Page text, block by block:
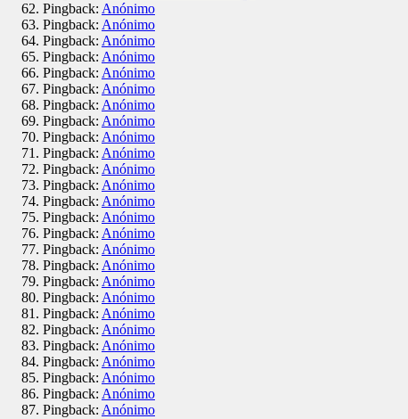
Pingback: Anónimo
Pingback: Anónimo
Pingback: Anónimo
Pingback: Anónimo
Pingback: Anónimo
Pingback: Anónimo
Pingback: Anónimo
Pingback: Anónimo
Pingback: Anónimo
Pingback: Anónimo
Pingback: Anónimo
Pingback: Anónimo
Pingback: Anónimo
Pingback: Anónimo
Pingback: Anónimo
Pingback: Anónimo
Pingback: Anónimo
Pingback: Anónimo
Pingback: Anónimo
Pingback: Anónimo
Pingback: Anónimo
Pingback: Anónimo
Pingback: Anónimo
Pingback: Anónimo
Pingback: Anónimo
Pingback: Anónimo